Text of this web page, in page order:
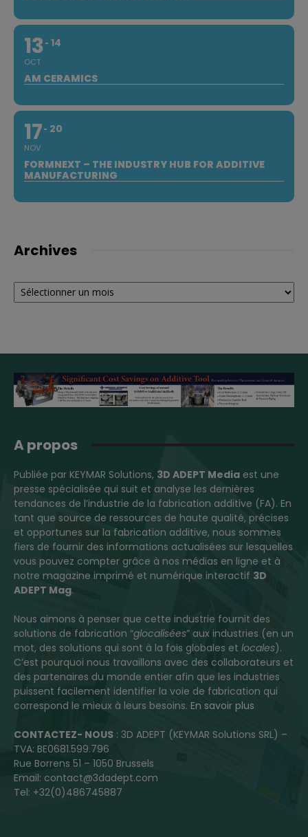
13
OCT
14
AM CERAMICS
17
NOV
20
FORMNEXT – THE INDUSTRY HUB FOR ADDITIVE
MANUFACTURING
Archives
Archives
A propos
Publiée par KEYMAR Solutions, 3D ADEPT Media est une
presse spécialisée qui suit et analyse les dernières
tendances de l’industrie de la fabrication additive (FA). En
tant que source de ressources de haute qualité, précises
et opportunes sur la fabrication additive, nous sommes
fiers de fournir des informations actualisées sur lesquelles
vous pouvez compter grâce à nos médias en ligne et à
notre magazine imprimé et numérique interactif 3D
ADEPT Mag.
Nous aimons à penser que cette industrie fournit des
solutions de fabrication “glocalisées” aux industries (en un
mot, des solutions qui sont à la fois globales et locales).
C’est pourquoi nous travaillons avec des collaborateurs et
des partenaires du monde entier afin que les industries
puissent facilement identifier la voie de fabrication qui
correspond le mieux à leurs besoins. En savoir plus
CONTACTEZ- NOUS : 3D ADEPT (KEYMAR Solutions SRL) –
TVA: BE0681.599.796
Rue Borrens 51 – 1050 Brussels
Email: contact@3dadept.com
Tel: +32(0)486745887